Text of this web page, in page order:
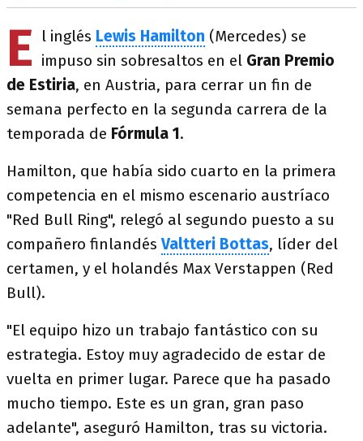
E l inglés Lewis Hamilton (Mercedes) se
impuso sin sobresaltos en el Gran Premio
de Estiria, en Austria, para cerrar un fin de
semana perfecto en la segunda carrera de la
temporada de Fórmula 1.
Hamilton, que había sido cuarto en la primera
competencia en el mismo escenario austríaco
"Red Bull Ring", relegó al segundo puesto a su
compañero finlandésValtteri Bottas, líder del
certamen, y el holandés Max Verstappen (Red
Bull).
"El equipo hizo un trabajo fantástico con su
estrategia. Estoy muy agradecido de estar de
vuelta en primer lugar. Parece que ha pasado
mucho tiempo. Este es un gran, gran paso
adelante", aseguró Hamilton, tras su victoria.